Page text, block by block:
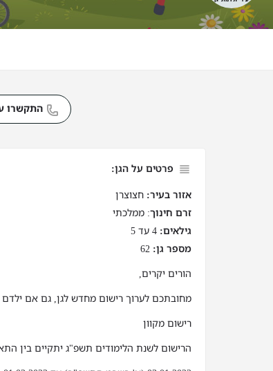
התקשרו
פרטים על הגן:
אזור בעיר: חצוצרן
זרם חינוך: ממלכתי
גילאים:
מספר גן: 62
הורים יקרים,
מחובתכם לערוך רישום מחדש לגן, גם אם ילדם
רישום מקוון
הרישום לשנת הלימודים תשפ"ג יתקיים בין